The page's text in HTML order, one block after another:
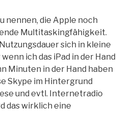
nennen, die Apple noch
Multitaskingfähigkeit.
sich in kleine
ich das iPad in der Hand
Minuten in der Hand haben
Skype im Hintergrund
und evtl. Internetradio
das wirklich eine